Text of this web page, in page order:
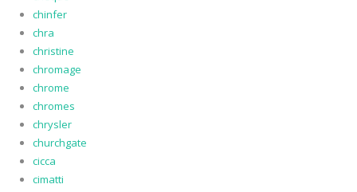
chinfer
chra
christine
chromage
chrome
chromes
chrysler
churchgate
cicca
cimatti